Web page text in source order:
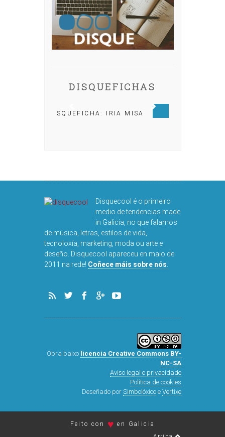
DISQUEFICHAS
IRIA MISA
DISQUEFICHA: ÓLÖF
Disquecool é o primeiro
medio de tendencias made
in Galicia, no que falamos
de música, letras, estilos de vida,
tecnoloxía, marketing, moda ou arte e
deseño. Disquecool apareceu en maio de
2011 na rede! Coñece máis sobre nós
Obra baixo licencia Creative Commons BY-
NC-SA
Aviso legal e privacidade
Política de cookies
Deseñado por Simbolóxicoe Vertixe
Feito con ♥ en Galicia